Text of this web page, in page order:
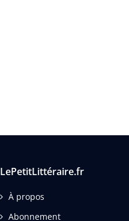
LePetitLittéraire.fr
À propos
Abonnement